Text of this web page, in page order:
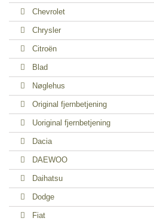
Chevrolet
Chrysler
Citroën
Blad
Nøglehus
Original fjernbetjening
Uoriginal fjernbetjening
Dacia
DAEWOO
Daihatsu
Dodge
Fiat